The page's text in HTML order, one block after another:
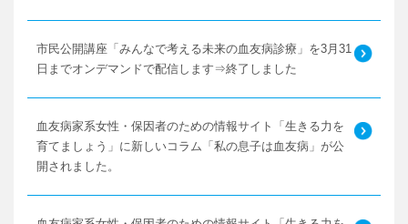
市民公開講座「みんなで考える未来の血友病診療」を3月31
日までオンデマンドで配信します⇒終了しました
血友病家系女性・保因者のための情報サイト「生きる力を
育てましょう」に新しいコラム「私の息子は血友病」が公
開されました。